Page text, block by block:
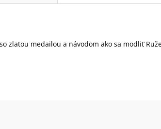
zlatou medailou a návodom ako sa modliť